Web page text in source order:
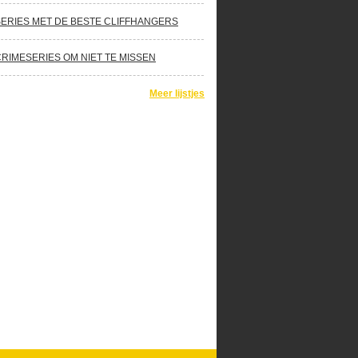
MET DE BESTE CLIFFHANGERS
OM NIET TE MISSEN
Meer lijstjes